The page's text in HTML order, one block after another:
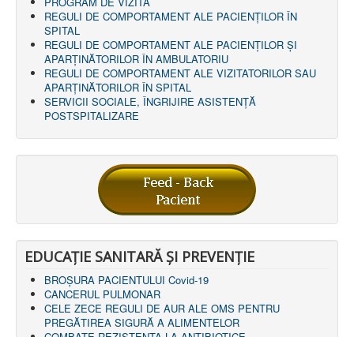
REGULI DE COMPORTAMENT ALE PACIENȚILOR ÎN
SPITAL
REGULI DE COMPORTAMENT ALE PACIENȚILOR ȘI
APARȚINĂTORILOR ÎN AMBULATORIU
REGULI DE COMPORTAMENT ALE VIZITATORILOR SAU
APARȚINĂTORILOR ÎN SPITAL
SERVICII SOCIALE, ÎNGRIJIRE ASISTENŢĂ
POSTSPITALIZARE
EDUCAȚIE SANITARĂ ȘI PREVENȚIE
BROȘURA PACIENTULUI Covid-19
CANCERUL PULMONAR
CELE ZECE REGULI DE AUR ALE OMS PENTRU
PREGĂTIREA SIGURĂ A ALIMENTELOR